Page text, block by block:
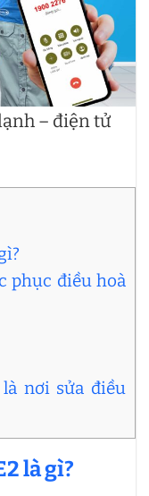
– điện tử
phục điều hoà
là nơi sửa điều
là gì?